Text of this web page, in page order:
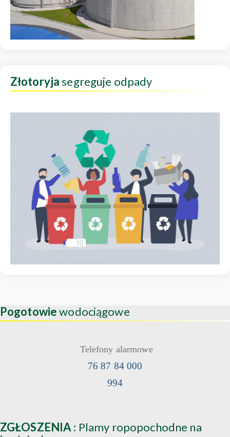
Złotoryjasegreguje odpady
Pogotowiewodociągowe
Telefony alarmowe
76 87 84 000
994
ZGŁOSZENIA : Plamy ropopochodne na